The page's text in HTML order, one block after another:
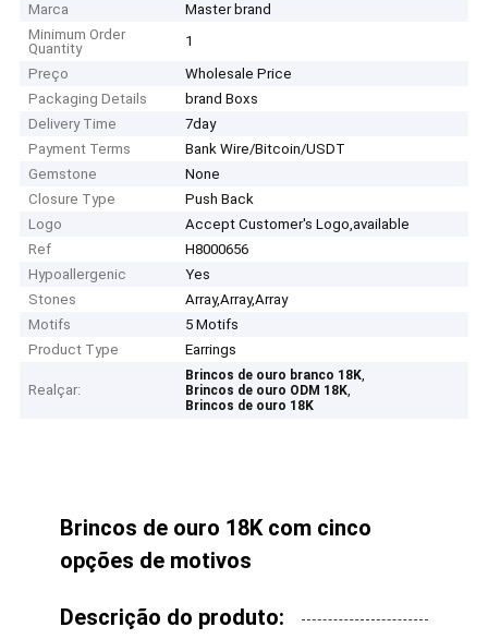
Marca
Master brand
Minimum Order
Quantity
1
Preço
Wholesale Price
Packaging Details
brand Boxs
Delivery Time
7day
Payment Terms
Bank Wire/Bitcoin/USDT
Gemstone
None
Closure Type
Push Back
Logo
Accept Customer's Logo,available
Ref
H8000656
Hypoallergenic
Yes
Stones
Array,Array,Array
Motifs
5 Motifs
Product Type
Earrings
Realçar:
Brincos de ouro branco 18K,
Brincos de ouro ODM 18K,
Brincos de ouro 18K
Brincos de ouro 18K com cinco
opções de motivos
Descrição do produto: